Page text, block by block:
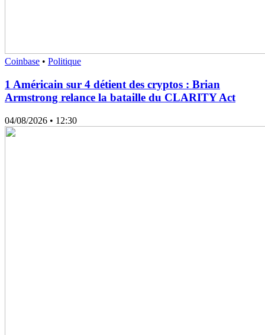
Coinbase • Politique
1 Américain sur 4 détient des cryptos : Brian
Armstrong relance la bataille du CLARITY Act
04/08/2026 • 12:30